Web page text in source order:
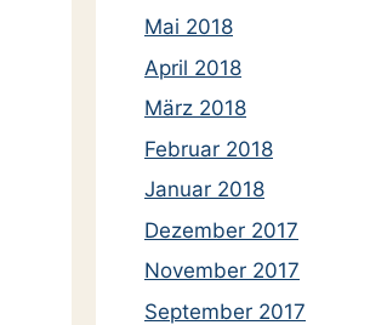
Mai 2018
April 2018
März 2018
Februar 2018
Januar 2018
Dezember 2017
November 2017
September 2017